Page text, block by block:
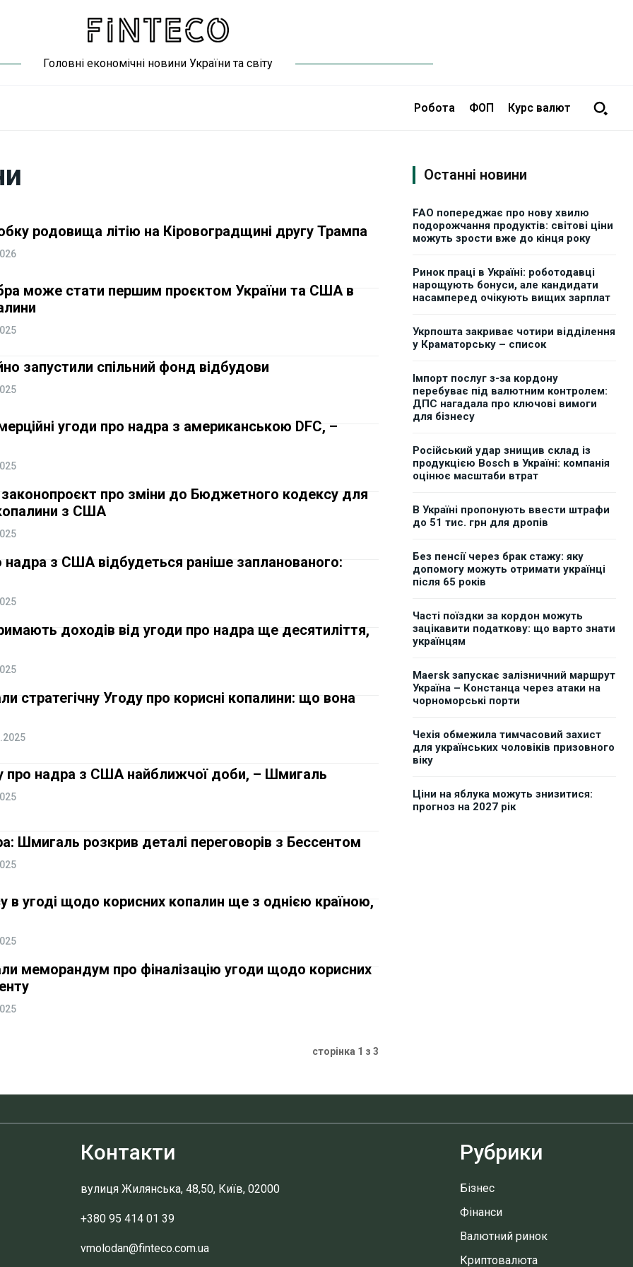
Головні економічні новини України та світу
Робота ФОП Курс валют
родовища літію на Кіровоградщині другу Трампа
може стати першим проєктом України та США в
запустили спільний фонд відбудови
угоди про надра з американською DFC, –
законопроєкт про зміни до Бюджетного кодексу для
з США
надра з США відбудеться раніше запланованого:
доходів від угоди про надра ще десятиліття,
стратегічну Угоду про корисні копалини: що вона
про надра з США найближчої доби, – Шмигаль
Шмигаль розкрив деталі переговорів з Бессентом
в угоді щодо корисних копалин ще з однією країною,
меморандум про фіналізацію угоди щодо корисних
сторінка 1 з 3
Останні новини
FAO попереджає про нову хвилю
подорожчання продуктів: світові ціни
можуть зрости вже до кінця року
Ринок праці в Україні: роботодавці
нарощують бонуси, але кандидати
насамперед очікують вищих зарплат
Укрпошта закриває чотири відділення
у Краматорську – список
Імпорт послуг з-за кордону
перебуває під валютним контролем:
ДПС нагадала про ключові вимоги
для бізнесу
Російський удар знищив склад із
продукцією Bosch в Україні: компанія
оцінює масштаби втрат
В Україні пропонують ввести штрафи
до 51 тис. грн для дропів
Без пенсії через брак стажу: яку
допомогу можуть отримати українці
після 65 років
Часті поїздки за кордон можуть
зацікавити податкову: що варто знати
українцям
Maersk запускає залізничний маршрут
Україна – Констанца через атаки на
чорноморські порти
Чехія обмежила тимчасовий захист
для українських чоловіків призовного
віку
Ціни на яблука можуть знизитися:
прогноз на 2027 рік
Контакти
вулиця Жилянська, 48,50, Київ, 02000
+380 95 414 01 39
vmolodan@finteco.com.ua
Рубрики
Бізнес
Фінанси
Валютний ринок
Криптовалюта